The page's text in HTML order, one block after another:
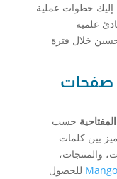
إليك خطوات عملية
علمية
خلال فترة
صفحات
حسب
بين كلمات
والمنتجات،
للحصول